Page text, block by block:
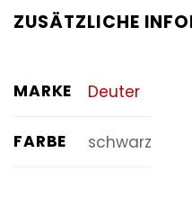
ZUSÄTZLICHE
MARKE Deuter
FARBE schwarz